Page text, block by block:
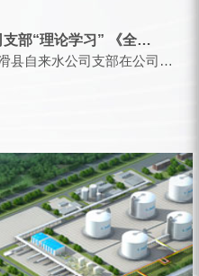
中共滑县自来水公司支部“理论学习” 《全省树立和践行正确政绩...
7月10日上午，中共滑县自来水公司支部在公司大会议室召开会议，组织开展“理论学习”...